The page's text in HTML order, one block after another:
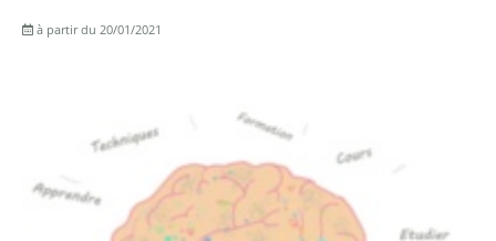
à partir du 20/01/2021